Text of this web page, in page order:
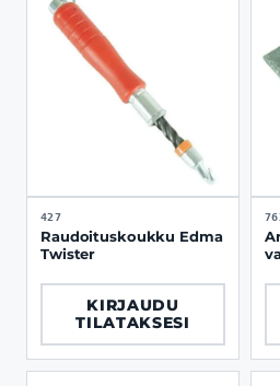
427
Raudoituskoukku Edma
Twister
KIRJAUDU
TILATAKSESI